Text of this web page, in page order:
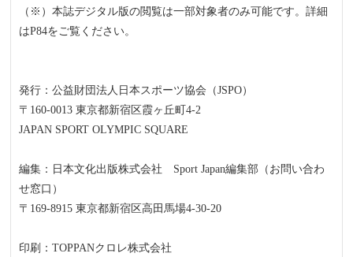
（※）本誌デジタル版の閲覧は一部対象者のみ可能です。詳細
はP84をご覧ください。
発行：公益財団法人日本スポーツ協会（JSPO）
〒160‐0013 東京都新宿区霞ヶ丘町4‐2
JAPAN SPORT OLYMPIC SQUARE
編集：日本文化出版株式会社 Sport Japan編集部（お問い合わ
せ窓口）
〒169‐8915 東京都新宿区高田馬場4‐30‐20
印刷：TOPPANクロレ株式会社